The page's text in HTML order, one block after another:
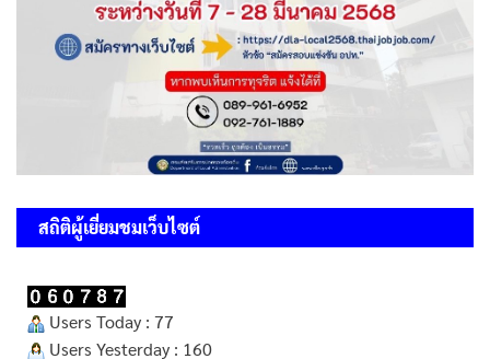
สถิติผู้เยี่ยมชมเว็บไซต์
Users Today : 77
Users Yesterday : 160